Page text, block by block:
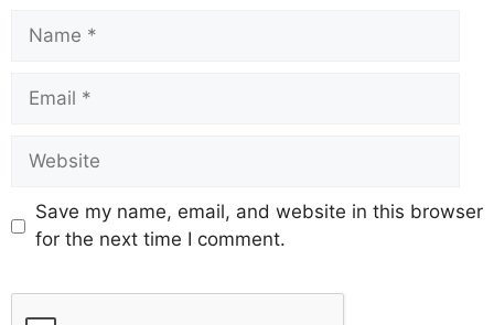
Save my name, email, and website in this browser
for the next time I comment.